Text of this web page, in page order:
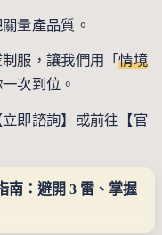
量產品質。
服，讓我們用「情境
次到位。
立即諮詢】 或前往 【官
南：避開 3 雷、掌握